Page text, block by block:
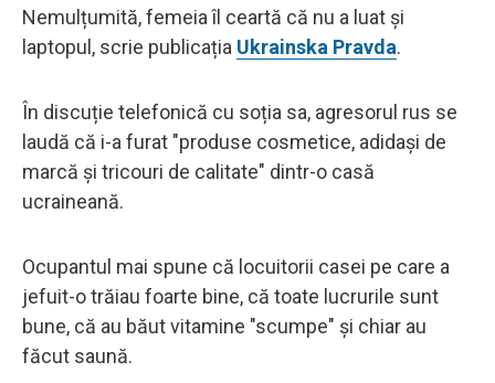
Nemulțumită, femeia îl ceartă că nu a luat și
laptopul, scrie publicația Ukrainska Pravda.
În discuție telefonică cu soția sa, agresorul rus se
laudă că i-a furat "produse cosmetice, adidași de
marcă și tricouri de calitate" dintr-o casă
ucraineană.
Ocupantul mai spune că locuitorii casei pe care a
jefuit-o trăiau foarte bine, că toate lucrurile sunt
bune, că au băut vitamine "scumpe" și chiar au
făcut saună.